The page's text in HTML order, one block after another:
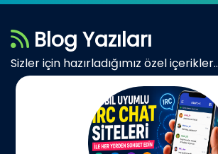
Blog Yazıları
Sizler için hazırladığımız özel içerikler..